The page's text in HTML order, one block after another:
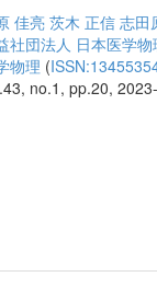
佳亮茨木 正信 志田
社団法人 日本医学物
物理 (
no.1, pp.20,